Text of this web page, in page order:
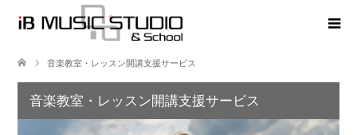
音楽教室・レッスン開講支援サービス
音楽教室・レッスン開講支援サービス